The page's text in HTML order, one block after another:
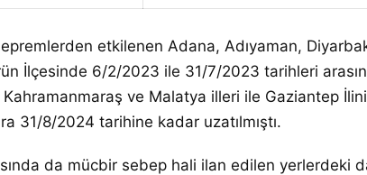
etkilenen Adana, Adıyaman,
İlçesinde 6/2/2023 ile 31/7/2023 tarihleri
ve Malatya illeri ile Gaziantep
31/8/2024 tarihine kadar uzatılmıştı.
da mücbir sebep hali ilan edilen yerlerdeki